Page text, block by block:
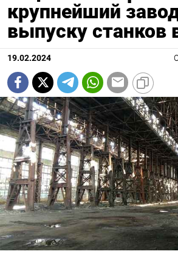
крупнейший
выпуску станков
19.02.2024